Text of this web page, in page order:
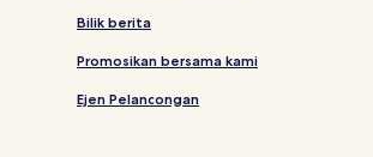
Bilik berita
Promosikan bersama kami
Ejen Pelancongan